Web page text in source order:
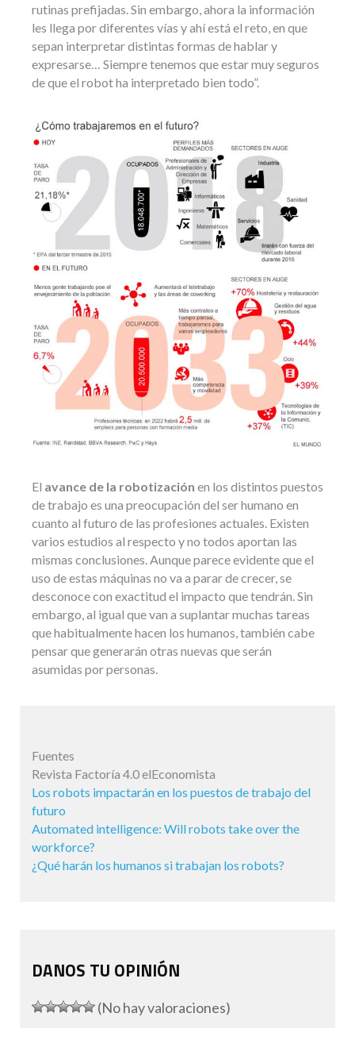
rutinas prefijadas. Sin embargo, ahora la información
les llega por diferentes vías y ahí está el reto, en que
sepan interpretar distintas formas de hablar y
expresarse… Siempre tenemos que estar muy seguros
de que el robot ha interpretado bien todo”.
El avance de la robotización en los distintos puestos
de trabajo es una preocupación del ser humano en
cuanto al futuro de las profesiones actuales. Existen
varios estudios al respecto y no todos aportan las
mismas conclusiones. Aunque parece evidente que el
uso de estas máquinas no va a parar de crecer, se
desconoce con exactitud el impacto que tendrán. Sin
embargo, al igual que van a suplantar muchas tareas
que habitualmente hacen los humanos, también cabe
pensar que generarán otras nuevas que serán
asumidas por personas.
Fuentes
Revista Factoría 4.0 elEconomista
Los robots impactarán en los puestos de trabajo del
futuro
Automated intelligence: Will robots take over the
workforce?
¿Qué harán los humanos si trabajan los robots?
DANOS TU OPINIÓN
(No hay valoraciones)